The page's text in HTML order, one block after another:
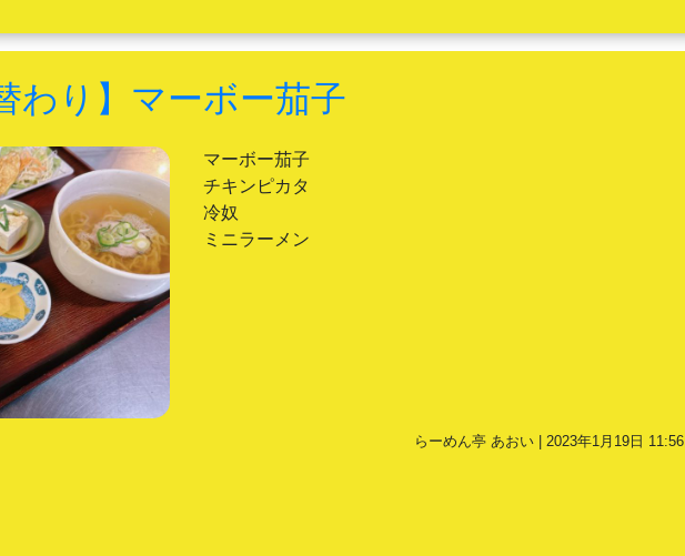
わり】マーボー茄子
マーボー茄子
チキンピカタ
冷奴
ミニラーメン
らーめん亭 あおい | 2023年1月19日 11:56